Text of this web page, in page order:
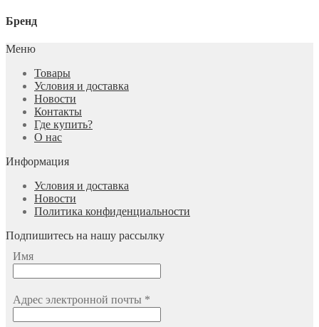
Бренд
Меню
Товары
Условия и доставка
Новости
Контакты
Где купить?
О нас
Информация
Условия и доставка
Новости
Политика конфиденциальности
Подпишитесь на нашу рассылку
Имя
Адрес электронной почты *